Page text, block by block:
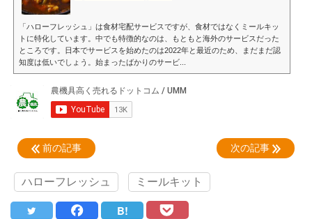
「ハローフレッシュ」は食材宅配サービスですが、食材ではなくミールキッ
トに特化しています。中でも特徴的なのは、もともと海外のサービスだった
ところです。日本でサービスを始めたのは2022年と最近のため、まだまだ認
知度は低いでしょう。始まったばかりのサービ...
前の記事 次の記事
ハローフレッシュ ミールキット
B!